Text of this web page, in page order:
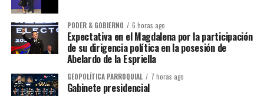
PODER & GOBIERNO 6 horas ago
Expectativa en el Magdalena por la participación
de su dirigencia política en la posesión de
Abelardo de la Espriella
GEOPOLÍTICA PARROQUIAL 7 horas ago
Gabinete presidencial